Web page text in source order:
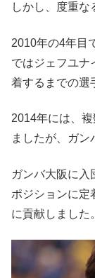
しかし、度重な
2010年の4年目
ではジェフユナ
着するまでの選
2014年には、
ましたが、ガン
ガンバ大阪に入
ポジションに定
に貢献しました。